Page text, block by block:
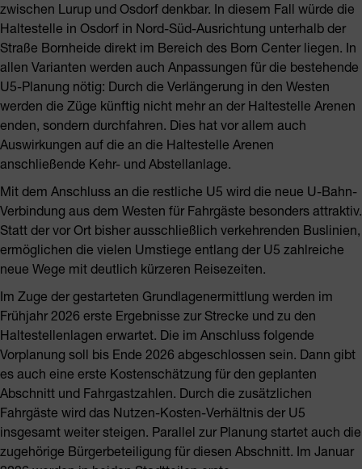
zwischen Lurup und Osdorf denkbar. In diesem Fall würde die
Haltestelle in Osdorf in Nord-Süd-Ausrichtung unterhalb der
Straße Bornheide direkt im Bereich des Born Center liegen. In
allen Varianten werden auch Anpassungen für die bestehende
U5-Planung nötig: Durch die Verlängerung in den Westen
werden die Züge künftig nicht mehr an der Haltestelle Arenen
enden, sondern durchfahren. Dies hat vor allem auch
Auswirkungen auf die an die Haltestelle Arenen
anschließende Kehr- und Abstellanlage.
Mit dem Anschluss an die restliche U5 wird die neue U-Bahn-
Verbindung aus dem Westen für Fahrgäste besonders attraktiv.
Statt der vor Ort bisher ausschließlich verkehrenden Buslinien,
ermöglichen die vielen Umstiege entlang der U5 zahlreiche
neue Wege mit deutlich kürzeren Reisezeiten.
Im Zuge der gestarteten Grundlagenermittlung werden im
Frühjahr 2026 erste Ergebnisse zur Strecke und zu den
Haltestellenlagen erwartet. Die im Anschluss folgende
Vorplanung soll bis Ende 2026 abgeschlossen sein. Dann gibt
es auch eine erste Kostenschätzung für den geplanten
Abschnitt und Fahrgastzahlen. Durch die zusätzlichen
Fahrgäste wird das Nutzen-Kosten-Verhältnis der U5
insgesamt weiter steigen. Parallel zur Planung startet auch die
zugehörige Bürgerbeteiligung für diesen Abschnitt. Im Januar